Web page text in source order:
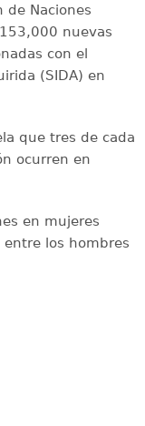
de Naciones
nuevas
con el
(SIDA) en
que tres de cada
ocurren en
en mujeres
los hombres